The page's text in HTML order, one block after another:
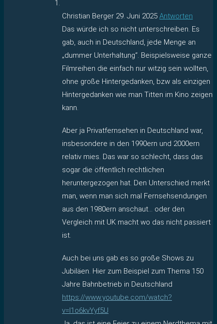
Christian Berger 29. Juni 2025 Antworten
Das würde ich so nicht unterschreiben. Es
gab, auch in Deutschland, jede Menge an
„dummer Unterhaltung“. Beispielsweise ganze
Filmreihen die einfach nur witzig sein wollten,
ohne große Hintergedanken, bzw als einzigen
Hintergedanken wie man Titten im Kino zeigen
kann.
Aber ja Privatfernsehen in Deutschland war,
insbesondere in den 1990ern und 2000ern
relativ mies. Das war so schlecht, dass das
sogar die öffentlich rechtlichen
heruntergezogen hat. Den Unterschied merkt
man, wenn man sich mal Fernsehsendungen
aus den 1980ern anschaut… oder den
Vergleich mit UK macht wo das nicht passiert
ist.
Auch bei uns gab es so große Shows zu
Jubiläen. Hier zum Beispiel zum Thema 150
Jahre Bahnbetrieb in Deutschland
https://www.youtube.com/watch?
v=l1o6kvYyf5U